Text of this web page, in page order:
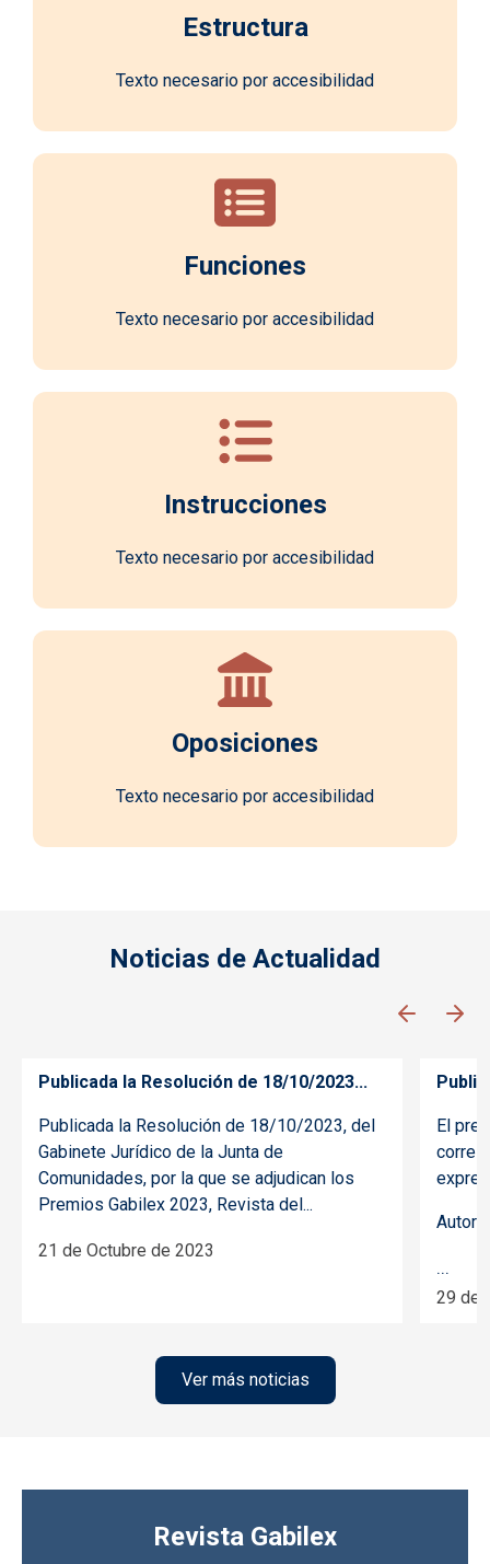
Estructura
Texto necesario por accesibilidad
Funciones
Texto necesario por accesibilidad
Instrucciones
Texto necesario por accesibilidad
Oposiciones
Texto necesario por accesibilidad
Noticias de Actualidad
Publicada la Resolución de 18/10/2023...
Publicada la Resolución de 18/10/2023, del
Gabinete Jurídico de la Junta de
Comunidades, por la que se adjudican los
Premios Gabilex 2023, Revista del...
21 de Octubre de 2023
El
...
29 de
Ver más noticias
Revista Gabilex